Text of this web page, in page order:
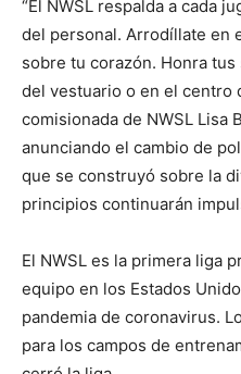
“El NWSL respalda a cada
del personal. Arrodíllate en
sobre tu corazón. Honra
del vestuario o en el centro
comisionada de NWSL Lisa
anunciando el cambio de
que se construyó sobre la
principios continuarán
El NWSL es la primera liga
equipo en los Estados
pandemia de coronavirus.
para los campos de